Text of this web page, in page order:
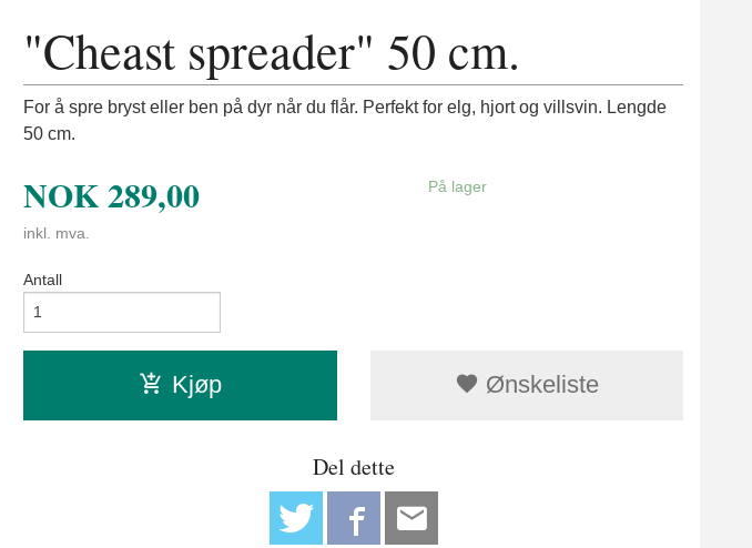
Next
"Cheast spreader" 50 cm.
For å spre bryst eller ben på dyr når du flår. Perfekt for elg, hjort og villsvin. Lengde
50 cm.
NOK289,00
inkl. mva.
På lager
Antall
Kjøp Ønskeliste
Del dette